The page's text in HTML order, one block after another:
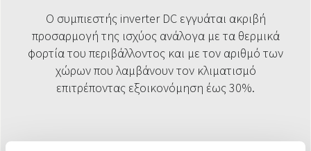
Ο συμπιεστής inverter DC εγγυάται ακριβή
προσαρμογή της ισχύος ανάλογα με τα θερμικά
φορτία του περιβάλλοντος και με τον αριθμό των
χώρων που λαμβάνουν τον κλιματισμό
επιτρέποντας εξοικονόμηση έως 30%.